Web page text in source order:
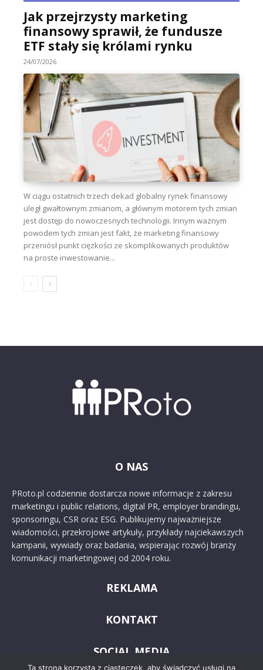
Jak przejrzysty marketing
finansowy sprawił, że fundusze
ETF stały się królami rynku
24/07/2026
W ciągu ostatnich trzech dekad globalny rynek finansowy
uległ gwałtownym zmianom, a głównym motorem tych zmian
jest dostęp do nowoczesnych technologii. Innym ważnym
powodem tych zmian jest fakt, że marketing finansowy
przeniósł punkt ciężkości ze skomplikowanych produktów
na proste inwestowanie...
O NAS
PRoto.pl codziennie dostarcza nowe informacje z zakresu
marketingu i public relations, digital PR, employer brandingu,
sponsoringu, CSR oraz ESG. Publikujemy najważniejsze
wiadomości, przekrojowe artykuły, przykłady najciekawszych
kampanii, wywiady oraz badania, wspierając rozwój branży
komunikacji marketingowej od 2004 roku.
REKLAMA
KONTAKT
SOCIAL MEDIA
Ta strona korzysta z ciasteczek, aby świadczyć usługi na